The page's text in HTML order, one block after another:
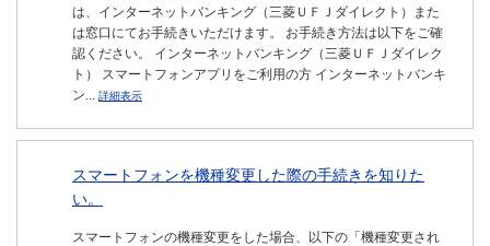
は、インターネットバンキング（三菱ＵＦＪダイレクト）また
は窓口にてお手続きいただけます。 お手続き方法は以下をご確
認ください。 インターネットバンキング（三菱ＵＦＪダイレク
ト） スマートフォンアプリをご利用の方 インターネットバンキ
ン... 詳細表示
スマートフォンを機種変更した際の手続きを知りた
い。
スマートフォンの機種変更をした場合、以下の「機種変更され